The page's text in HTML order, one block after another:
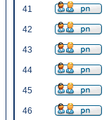
41
42
43
44
45
46